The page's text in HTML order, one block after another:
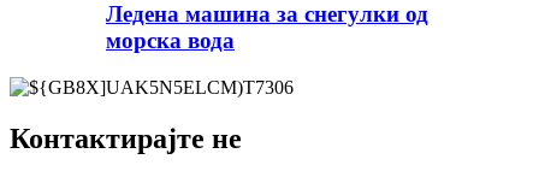
Ледена машина за снегулки од
морска вода
Контактирајте не